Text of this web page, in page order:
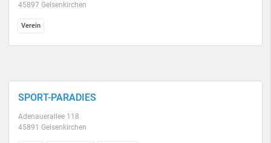
45897 Gelsenkirchen
Verein
SPORT-PARADIES
Adenauerallee 118
45891 Gelsenkirchen